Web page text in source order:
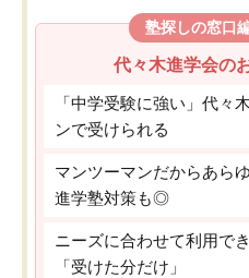
塾探しの窓口
代々木進学会の
「中学受験に強い」代々
ンで受けられる
マンツーマンだからあら
進学塾対策も◎
ニーズに合わせて利用で
「受けた分だけ」